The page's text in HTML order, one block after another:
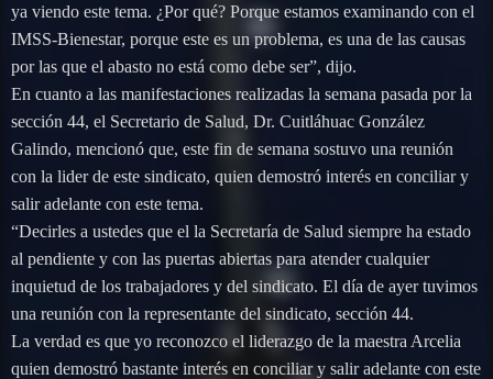
ya viendo este tema. ¿Por qué? Porque estamos examinando con el
IMSS-Bienestar, porque este es un problema, es una de las causas
por las que el abasto no está como debe ser”, dijo.
En cuanto a las manifestaciones realizadas la semana pasada por la
sección 44, el Secretario de Salud, Dr. Cuitláhuac González
Galindo, mencionó que, este fin de semana sostuvo una reunión
con la lider de este sindicato, quien demostró interés en conciliar y
salir adelante con este tema.
“Decirles a ustedes que el la Secretaría de Salud siempre ha estado
al pendiente y con las puertas abiertas para atender cualquier
inquietud de los trabajadores y del sindicato. El día de ayer tuvimos
una reunión con la representante del sindicato, sección 44.
La verdad es que yo reconozco el liderazgo de la maestra Arcelia
quien demostró bastante interés en conciliar y salir adelante con este